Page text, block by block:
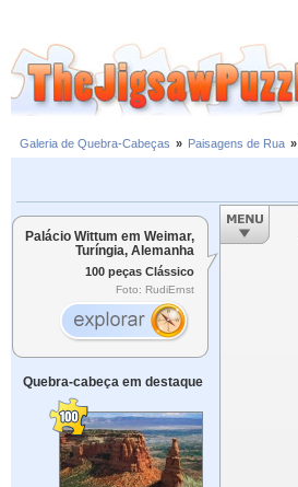
Galeria de Quebra-Cabeças » Paisagens de Rua »
Palácio Wittum em Weimar,
Turíngia, Alemanha
100 peças Clássico
Foto: RudiErnst
Quebra-cabeça em destaque